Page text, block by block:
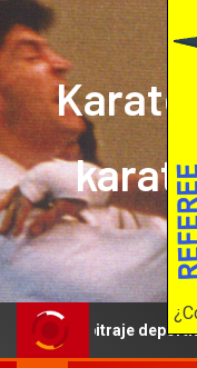
Karate
El
deportivo: una